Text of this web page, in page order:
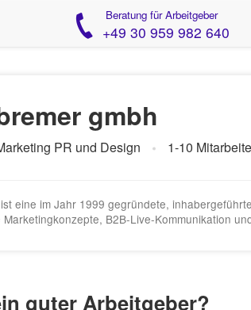
Beratung für Arbeitgeber
+49 30 959 982 640
gmbh
PR und Design 1-10
eine im Jahr 1999 gegründete,
B2B-Live-Kommunikation
guter Arbeitgeber?